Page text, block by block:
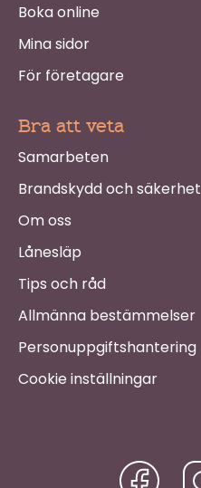
Boka online
Mina sidor
För företagare
Bra att veta
Samarbeten
Brandskydd och säkerhet
Om oss
Lånesläp
Tips och råd
Allmänna bestämmelser
Personuppgiftshantering
Cookie inställningar